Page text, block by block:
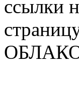
ссылки